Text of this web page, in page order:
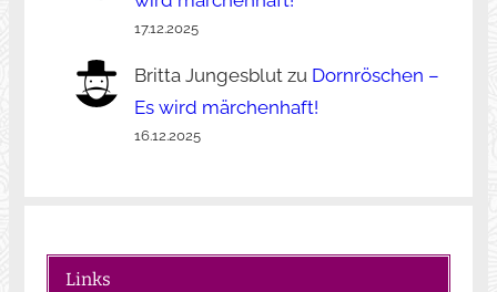
17.12.2025
Britta Jungesblutzu Dornröschen –
Es wird märchenhaft!
16.12.2025
Links